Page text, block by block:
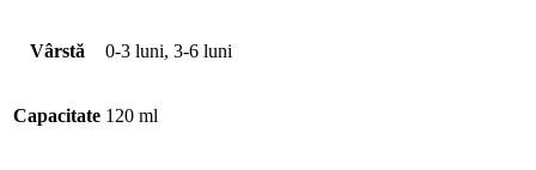
Vârstă 0-3 luni, 3-6 luni
Capacitate 120 ml